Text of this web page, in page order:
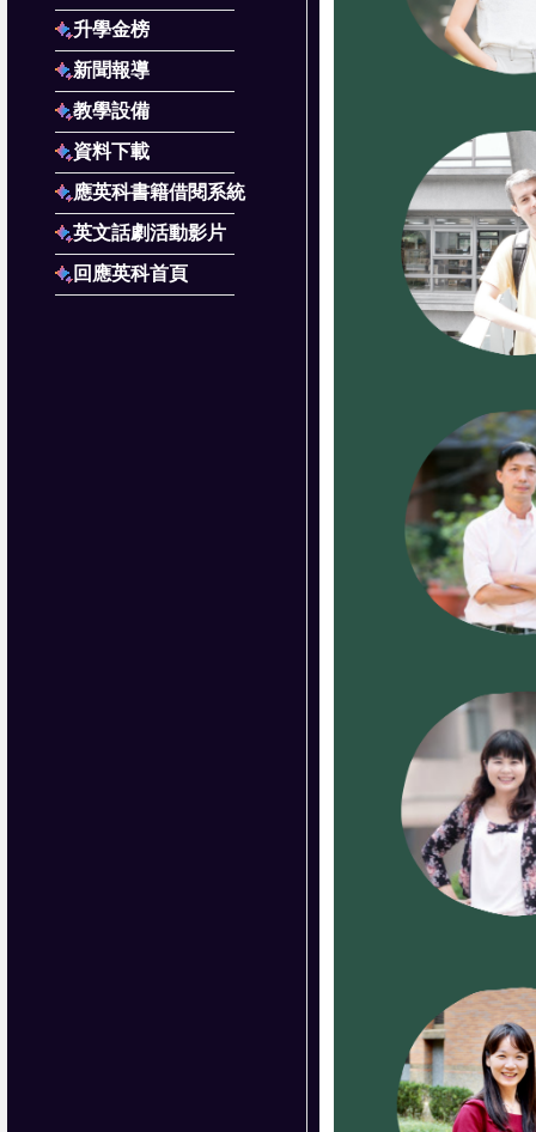
升學金榜
新聞報導
教學設備
資料下載
應英科書籍借閱系統
英文話劇活動影片
回應英科首頁